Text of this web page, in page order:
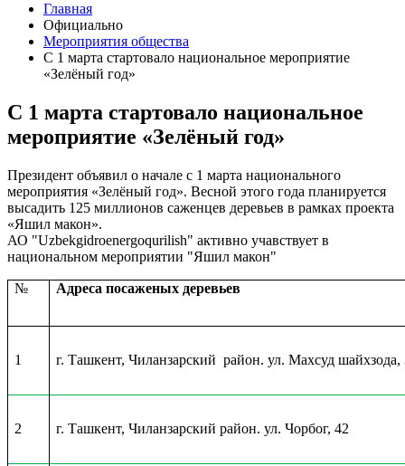
Главная
Официально
Мероприятия общества
С 1 марта стартовало национальное мероприятие
«Зелёный год»
С 1 марта стартовало национальное
мероприятие «Зелёный год»
Президент объявил о начале с 1 марта национального
мероприятия «Зелёный год». Весной этого года планируется
высадить 125 миллионов саженцев деревьев в рамках проекта
«Яшил макон».
АО "Uzbekgidroenergoqurilish" активно учавствует в
национальном мероприятии "Яшил макон"
№ Адреса посаженых деревьев
1 г. Ташкент, Чиланзарский район. ул. Махсуд
2 г. Ташкент, Чиланзарский район. ул. Чорбог, 42